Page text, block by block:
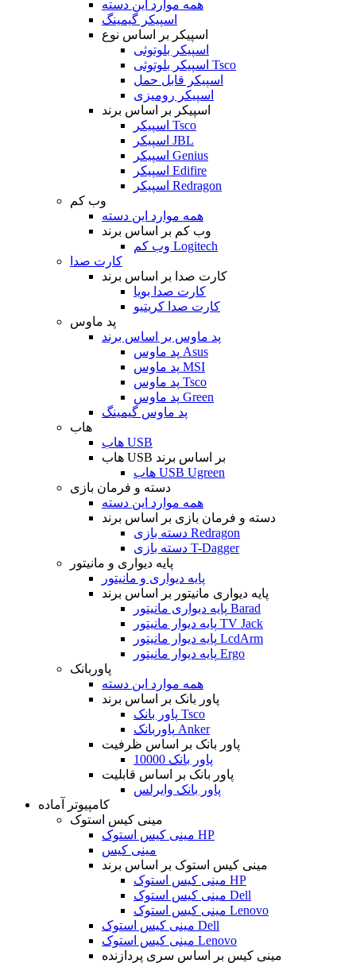
همه موارد این دسته
اسپیکر گیمینگ
اسپیکر بر اساس نوع
اسپیکر بلوتوثی
اسپیکر بلوتوثی Tsco
اسپیکر قابل حمل
اسپیکر رومیزی
اسپیکر بر اساس برند
اسپیکر Tsco
اسپیکر JBL
اسپیکر Genius
اسپیکر Edifire
اسپیکر Redragon
وب کم
همه موارد این دسته
وب کم بر اساس برند
وب کم Logitech
کارت صدا
کارت صدا بر اساس برند
کارت صدا بویا
کارت صدا کریتیو
پد ماوس
پد ماوس بر اساس برند
پد ماوس Asus
پد ماوس MSI
پد ماوس Tsco
پد ماوس Green
پد ماوس گیمینگ
هاب
هاب USB
هاب USB بر اساس برند
هاب USB Ugreen
دسته و فرمان بازی
همه موارد این دسته
دسته و فرمان بازی بر اساس برند
دسته بازی Redragon
دسته بازی T-Dagger
پایه دیواری و مانیتور
پایه دیواری و مانیتور
پایه دیواری مانیتور بر اساس برند
پایه دیواری مانیتور Barad
پایه دیوار مانیتور TV Jack
پایه دیوار مانیتور LcdArm
پایه دیوار مانیتور Ergo
پاوربانک
همه موارد این دسته
پاور بانک بر اساس برند
پاور بانک Tsco
پاوربانک Anker
پاور بانک بر اساس ظرفیت
پاور بانک 10000
پاور بانک بر اساس قابلیت
پاور بانک وایرلس
کامپیوتر آماده
مینی کیس استوک
مینی کیس استوک HP
مینی کیس
مینی کیس استوک بر اساس برند
مینی کیس استوک HP
مینی کیس استوک Dell
مینی کیس استوک Lenovo
مینی کیس استوک Dell
مینی کیس استوک Lenovo
مینی کیس بر اساس سری پردازنده